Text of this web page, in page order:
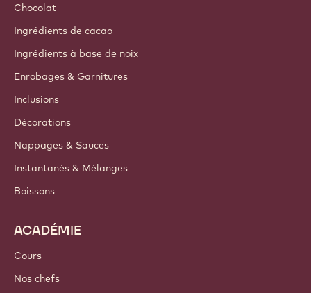
Chocolat
Ingrédients de cacao
Ingrédients à base de noix
Enrobages & Garnitures
Inclusions
Décorations
Nappages & Sauces
Instantanés & Mélanges
Boissons
ACADÉMIE
Cours
Nos chefs